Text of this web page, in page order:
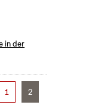
in der
1 2